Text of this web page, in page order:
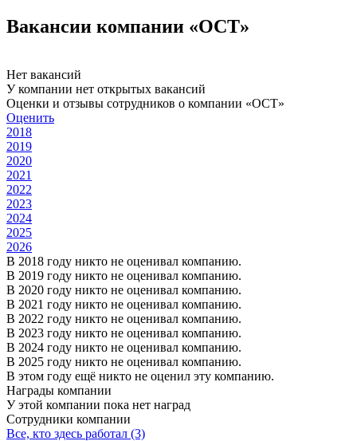
Вакансии компании «OCT»
Нет вакансий
У компании нет открытых вакансий
Оценки и отзывы сотрудников о компании «OCT»
Оценить
2018
2019
2020
2021
2022
2023
2024
2025
2026
В 2018 году никто не оценивал компанию.
В 2019 году никто не оценивал компанию.
В 2020 году никто не оценивал компанию.
В 2021 году никто не оценивал компанию.
В 2022 году никто не оценивал компанию.
В 2023 году никто не оценивал компанию.
В 2024 году никто не оценивал компанию.
В 2025 году никто не оценивал компанию.
В этом году ещё никто не оценил эту компанию.
Награды компании
У этой компании пока нет наград
Сотрудники компании
Все, кто здесь работал (3)